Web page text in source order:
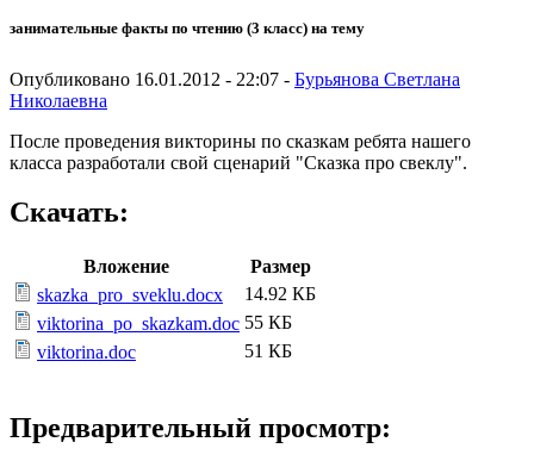
занимательные факты по чтению (3 класс) на тему
Опубликовано 16.01.2012 - 22:07 - Бурьянова Светлана
Николаевна
После проведения викторины по сказкам ребята нашего
класса разработали свой сценарий "Сказка про свеклу".
Скачать:
Вложение
Размер
skazka_pro_sveklu.docx
14.92 КБ
viktorina_po_skazkam.doc 55 КБ
viktorina.doc
51 КБ
Предварительный просмотр: